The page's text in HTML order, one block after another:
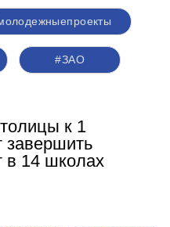
#ЗАО
к 1
завершить
в 14 школах